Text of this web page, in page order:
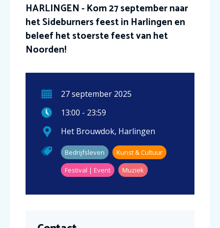
HARLINGEN - Kom 27 september naar
het Sideburners feest in Harlingen en
beleef het stoerste feest van het
Noorden!
27september 2025
13:00 - 23:59
Het Brouwdok, Harlingen
Bedrijfsleven
Kunst & Cultuur
Festival | Event
Muziek